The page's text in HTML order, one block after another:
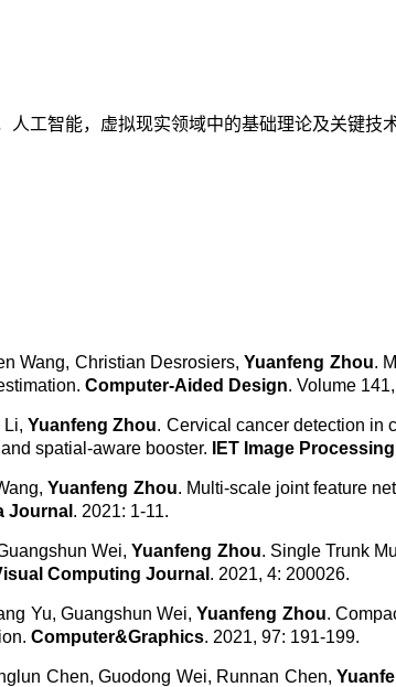
人工智能，虚拟现实领域中的基础理论及关键技
Wang, Christian Desrosiers,Yuanfeng Zhou.
Computer-Aided Design. Volume
Li,Yuanfeng Zhou. Cervical cancer detection in
spatial-aware booster.
IET Image Processing
Yuanfeng Zhou. Multi-scale joint feature
Journal . 2021: 1-11.
Wei,Yuanfeng Zhou. Single Trunk
Computing Journal . 2021, 4: 200026.
Yu, Guangshun Wei,Yuanfeng Zhou.
Computer&Graphics. 2021, 97: 191-199.
Chen, Guodong Wei, Runnan Chen,